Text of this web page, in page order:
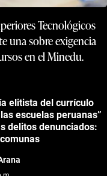
Tecnológicos
una sobre exigencia
en el Minedu.
elitista del currículo
escuelas peruanas”
delitos denunciados: